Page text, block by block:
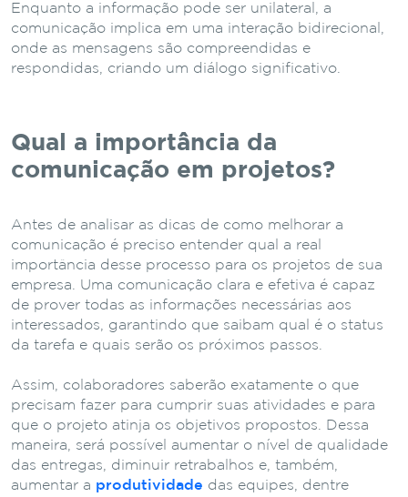
Enquanto a informação pode ser unilateral, a
comunicação implica em uma interação bidirecional,
onde as mensagens são compreendidas e
respondidas, criando um diálogo significativo.
Qual a importância da
comunicação em projetos?
Antes de analisar as dicas de como melhorar a
comunicação é preciso entender qual a real
importância desse processo para os projetos de sua
empresa. Uma comunicação clara e efetiva é capaz
de prover todas as informações necessárias aos
interessados, garantindo que saibam qual é o status
da tarefa e quais serão os próximos passos.
Assim, colaboradores saberão exatamente o que
precisam fazer para cumprir suas atividades e para
que o projeto atinja os objetivos propostos. Dessa
maneira, será possível aumentar o nível de qualidade
das entregas, diminuir retrabalhos e, também,
aumentar a produtividade das equipes, dentre